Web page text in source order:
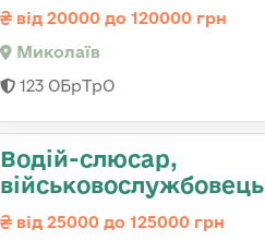
від 20000 до 120000 грн
Миколаїв
123 ОБрТрО
Водій-слюсаp,
військовослужбовець
від 25000 до 125000 грн